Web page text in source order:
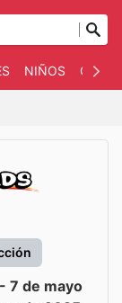
NIÑOS
7 de mayo